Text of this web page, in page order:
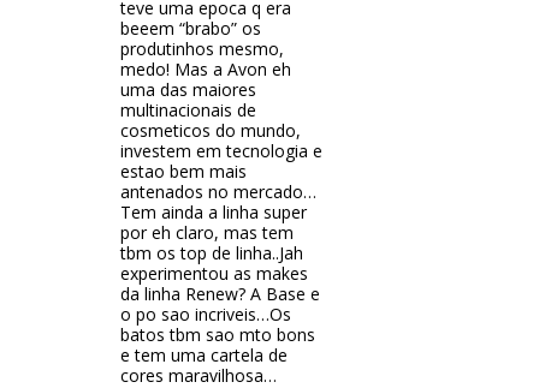
teve uma epoca q era
beeem “brabo” os
produtinhos mesmo,
medo! Mas a Avon eh
uma das maiores
multinacionais de
cosmeticos do mundo,
investem em tecnologia e
estao bem mais
antenados no mercado…
Tem ainda a linha super
por eh claro, mas tem
tbm os top de linha..Jah
experimentou as makes
da linha Renew? A Base e
o po sao incriveis…Os
batos tbm sao mto bons
e tem uma cartela de
cores maravilhosa…